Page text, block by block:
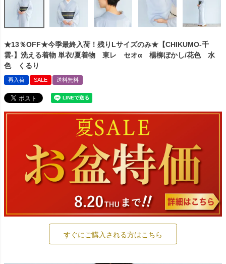
★13％OFF★今季最終入荷！残りLサイズのみ★【CHIKUMO-千
雲-】洗える着物 単衣/夏着物 東レ セオα 楊柳ぼかし/花色 水
色 くるり
再入荷 SALE 送料無料
すぐにご購入される方はこちら